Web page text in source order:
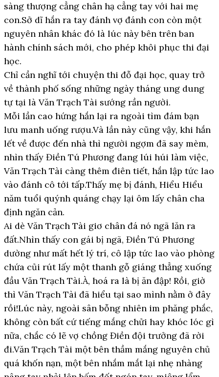
sàng thượng cẳng chân hạ cẳng tay với hai mẹ
con.Sở dĩ hắn ra tay đánh vợ đánh con còn một
nguyên nhân khác đó là lúc này bên trên ban
hành chính sách mới, cho phép khôi phục thi đại
học.
Chỉ cần nghĩ tới chuyện thi đỗ đại học, quay trở
về thành phố sống những ngày tháng ung dung
tự tại là Văn Trạch Tài sướng rần người.
Mỗi lần cao hứng hắn lại ra ngoài tìm đám bạn
lưu manh uống rượu.Và lần này cũng vậy, khi hắn
lết về được đến nhà thì người ngợm đã say mèm,
nhìn thấy Điền Tú Phương đang lúi húi làm việc,
Văn Trạch Tài càng thêm điên tiết, hắn lập tức lao
vào đánh cô tới tấp.Thấy mẹ bị đánh, Hiểu Hiểu
năm tuổi quýnh quáng chạy lại ôm lấy chân cha
định ngăn cản.
Ai dè Văn Trạch Tài giơ chân đá nó ngã lăn ra
đất.Nhìn thấy con gái bị ngã, Điền Tú Phương
dường như mất hết lý trí, cô lập tức lao vào phòng
chứa củi rút lấy một thanh gỗ giáng thẳng xuống
đầu Văn Trạch Tài.À, hoá ra là bị ăn đập! Rồi, giờ
thì Văn Trạch Tài đã hiểu tại sao mình nằm ở đây
rồi!Lúc này, ngoài sân bỗng nhiên im phăng phắc,
không còn bất cứ tiếng mắng chửi hay khóc lóc gì
nữa, chắc có lẽ vợ chồng Điền đội trưởng đã rời
đi.Văn Trạch Tài một bên thầm mắng nguyên chủ
quá khốn nạn, một bên nhắm mắt lại nhẹ nhàng